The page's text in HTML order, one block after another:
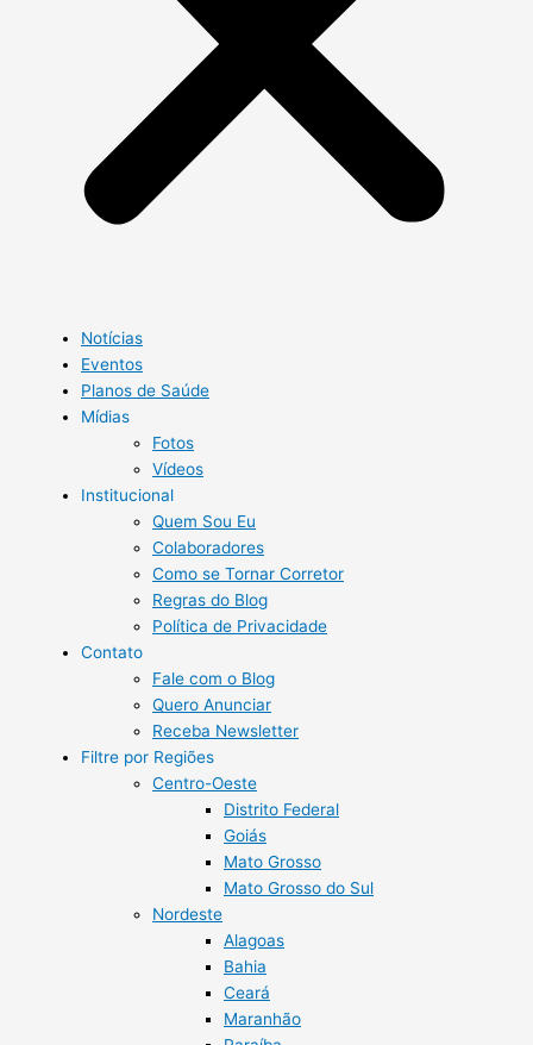
Notícias
Eventos
Planos de Saúde
Mídias
Fotos
Vídeos
Institucional
Quem Sou Eu
Colaboradores
Como se Tornar Corretor
Regras do Blog
Política de Privacidade
Contato
Fale com o Blog
Quero Anunciar
Receba Newsletter
Filtre por Regiões
Centro-Oeste
Distrito Federal
Goiás
Mato Grosso
Mato Grosso do Sul
Nordeste
Alagoas
Bahia
Ceará
Maranhão